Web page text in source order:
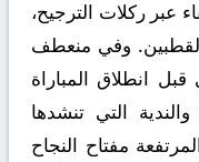
عبر ركلات الترجيح،
وفي منعطف
انطلاق المباراة
التي تنشدها
مفتاح النجاح